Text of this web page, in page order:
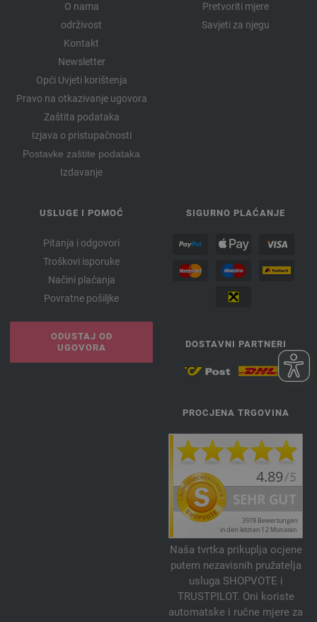
O nama
održivost
Kontakt
Newsletter
Opći Uvjeti korištenja
Pravo na otkazivanje ugovora
Zaštita podataka
Izjava o pristupačnosti
Postavke zaštite podataka
Izdavanje
Pretvoriti mjere
Savjeti za njegu
USLUGE I POMOĆ
Pitanja i odgovori
Troškovi isporuke
Načini plaćanja
Povratne pošiljke
ODUSTAJ OD
UGOVORA
SIGURNO PLAĆANJE
DOSTAVNI PARTNERI
PROCJENA TRGOVINA
Naša tvrtka prikuplja ocjene
putem nezavisnih pružatelja
usluga SHOPVOTE i
TRUSTPILOT. Oni koriste
automatske i ručne mjere za